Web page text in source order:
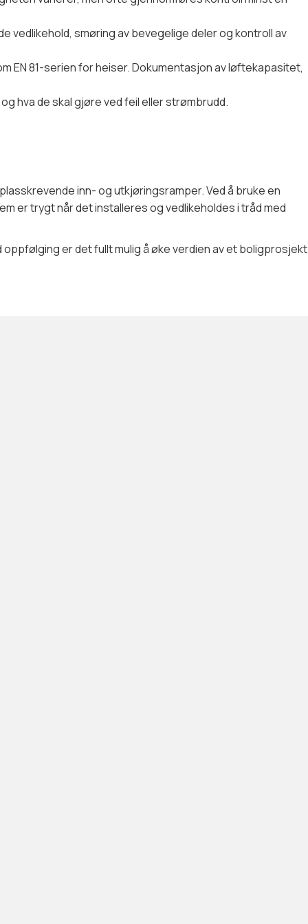
smøring av bevegelige deler og kontroll av
EN 81-serien for heiser. Dokumentasjon av løftekapasitet,
hva de skal gjøre ved feil eller strømbrudd.
inn- og utkjøringsramper. Ved å bruke en
er trygt når det installeres og vedlikeholdes i tråd med
er det fullt mulig å øke verdien av et boligprosjekt